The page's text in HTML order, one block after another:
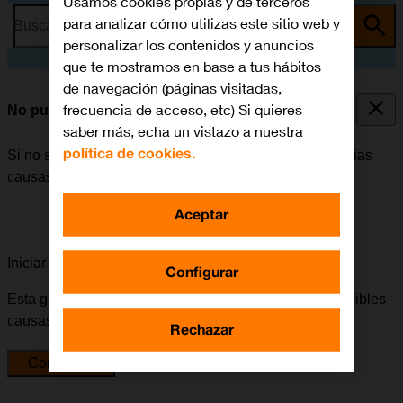
Busca por problema o tema
No puedo enviar ni recibir MMS
Si no se puede enviar ni recibir MMS, puede haber varias
causas posibles al problema.
Iniciar la guía para solucionar tu problema
Esta guía te va a conducir a través de una serie de posibles
causas y soluciones al problema.
Comenzar
para analizar cómo utilizas este sitio web y
personalizar los contenidos y anuncios
que te mostramos en base a tus hábitos
de navegación (páginas visitadas,
frecuencia de acceso, etc) Si quieres
saber más, echa un vistazo a nuestra
política de cookies.
Configurar
Rechazar
Aceptar